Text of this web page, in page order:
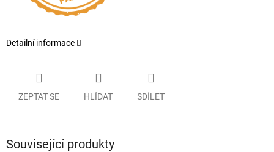
Detailní informace
ZEPTAT SE HLÍDAT SDÍLET
Související produkty